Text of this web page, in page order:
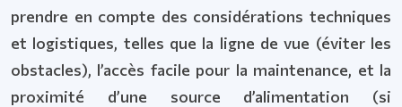
prendre en compte des considérations techniques
et logistiques, telles que la ligne de vue (éviter les
obstacles), l’accès facile pour la maintenance, et la
proximité d’une source d’alimentation (si